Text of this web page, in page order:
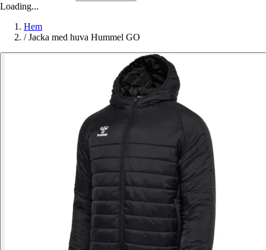
Loading...
Hem
/ Jacka med huva Hummel GO